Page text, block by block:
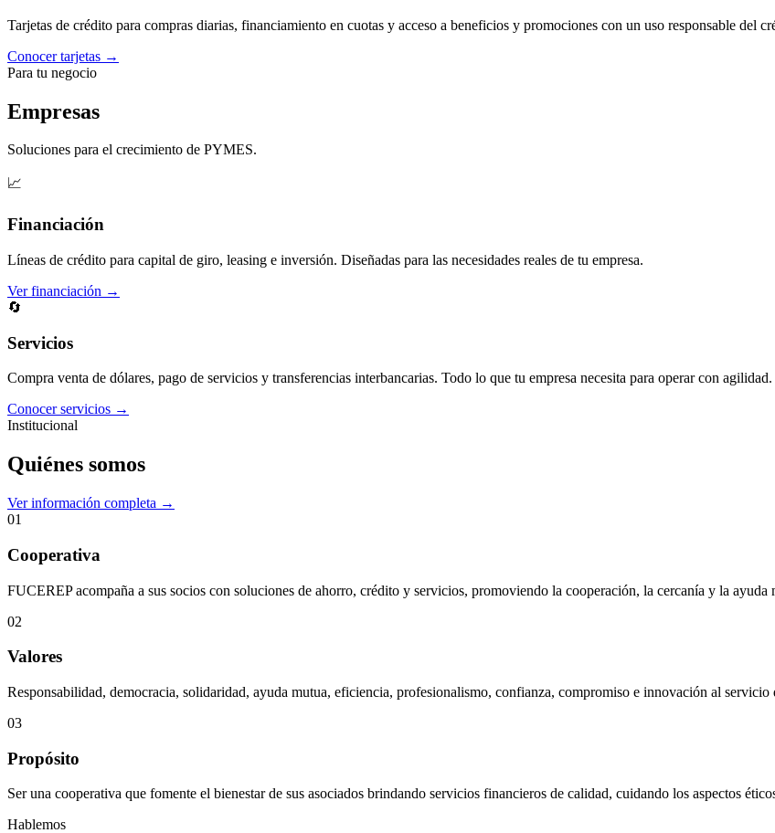
Tarjetas de crédito para compras diarias, financiamiento en cuotas y acceso a beneficios y promociones con un uso responsable del
Conocer tarjetas →
Para tu negocio
Empresas
Soluciones para el crecimiento de PYMES.
📈
Financiación
Líneas de crédito para capital de giro, leasing e inversión. Diseñadas para las necesidades reales de tu empresa.
Ver financiación →
🔄
Servicios
Compra venta de dólares, pago de servicios y transferencias interbancarias. Todo lo que tu empresa necesita para operar con agilidad.
Conocer servicios →
Institucional
Quiénes somos
Ver información completa →
01
Cooperativa
FUCEREP acompaña a sus socios con soluciones de ahorro, crédito y servicios, promoviendo la cooperación, la cercanía y la ayuda
02
Valores
Responsabilidad, democracia, solidaridad, ayuda mutua, eficiencia, profesionalismo, confianza, compromiso e innovación al servicio
03
Propósito
Ser una cooperativa que fomente el bienestar de sus asociados brindando servicios financieros de calidad, cuidando los aspectos
Hablemos